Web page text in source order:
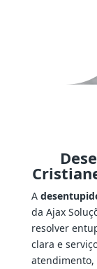
A
da Ajax
resolver
clara e
atendimento,